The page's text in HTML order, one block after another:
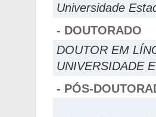
Universidade
- DOUTORADO
DOUTOR EM
UNIVERSIDADE
- PÓS-